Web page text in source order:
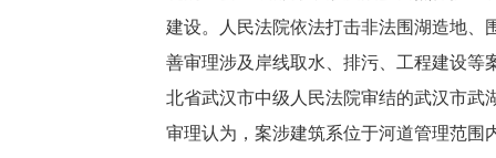
建设。人民法院依法打击非法围湖造地、
善审理涉及岸线取水、排污、工程建设等
北省武汉市中级人民法院审结的武汉市武
审理认为，案涉建筑系位于河道管理范围